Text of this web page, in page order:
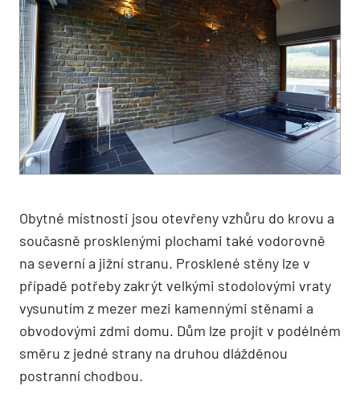
Obytné místnosti jsou otevřeny vzhůru do krovu a
současně prosklenými plochami také vodorovně
na severní a jižní stranu. Prosklené stěny lze v
případě potřeby zakrýt velkými stodolovými vraty
vysunutím z mezer mezi kamennými stěnami a
obvodovými zdmi domu. Dům lze projít v podélném
směru z jedné strany na druhou dlážděnou
postranní chodbou.